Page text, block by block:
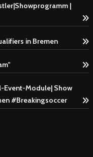
|
in Bremen
Event-Module| Show
#Breakingsoccer